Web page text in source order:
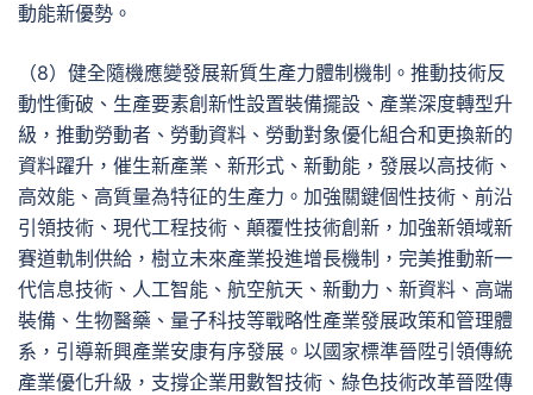
動能新優勢。
（8）健全隨機應變發展新質生產力體制機制。推動技術反
動性衝破、生產要素創新性設置裝備擺設、產業深度轉型升
級，推動勞動者、勞動資料、勞動對象優化組合和更換新的
資料躍升，催生新產業、新形式、新動能，發展以高技術、
高效能、高質量為特征的生產力。加強關鍵個性技術、前沿
引領技術、現代工程技術、顛覆性技術創新，加強新領域新
賽道軌制供給，樹立未來產業投進增長機制，完美推動新一
代信息技術、人工智能、航空航天、新動力、新資料、高端
裝備、生物醫藥、量子科技等戰略性產業發展政策和管理體
系，引導新興產業安康有序發展。以國家標準晉陞引領傳統
產業優化升級，支撐企業用數智技術、綠色技術改革晉陞傳